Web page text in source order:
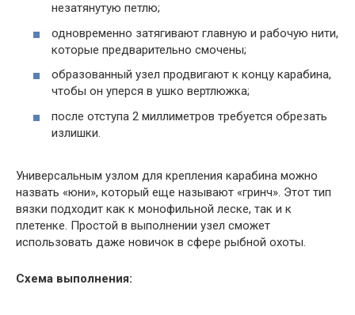
незатянутую петлю;
одновременно затягивают главную и рабочую нити,
которые предварительно смочены;
образованный узел продвигают к концу карабина,
чтобы он уперся в ушко вертлюжка;
после отступа 2 миллиметров требуется обрезать
излишки.
Универсальным узлом для крепления карабина можно
назвать «юни», который еще называют «гринч». Этот тип
вязки подходит как к монофильной леске, так и к
плетенке. Простой в выполнении узел сможет
использовать даже новичок в сфере рыбной охоты.
Схема выполнения: